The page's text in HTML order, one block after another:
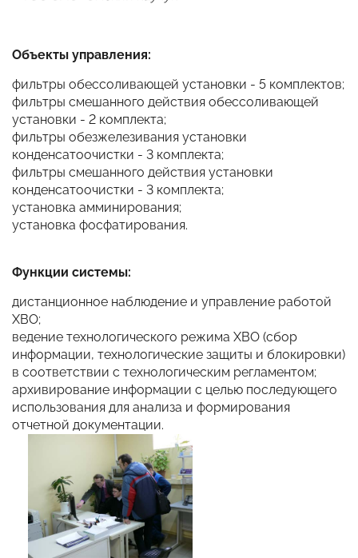
Объекты управления:
фильтры обессоливающей установки - 5 комплектов;
фильтры смешанного действия обессоливающей
установки - 2 комплекта;
фильтры обезжелезивания установки
конденсатоочистки - 3 комплекта;
фильтры смешанного действия установки
конденсатоочистки - 3 комплекта;
установка амминирования;
установка фосфатирования.
Функции системы:
дистанционное наблюдение и управление работой
ХВО;
ведение технологического режима ХВО (сбор
информации, технологические защиты и блокировки)
в соответствии с технологическим регламентом;
архивирование информации с целью последующего
использования для анализа и формирования
отчетной документации.